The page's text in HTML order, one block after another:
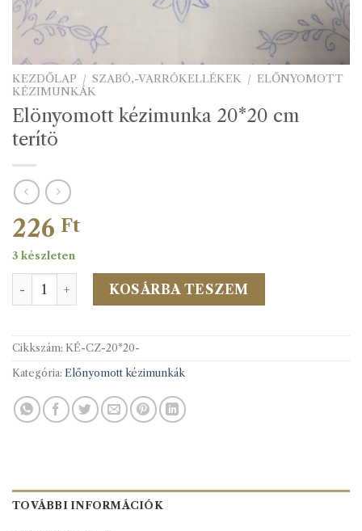
KEZDŐLAP / SZABÓ,-VARRÓKELLÉKEK / ELŐNYOMOTT
KÉZIMUNKÁK
Elönyomott kézimunka 20*20 cm
terítö
226 Ft
3 készleten
Elönyomott kézimunka 20*20 cm terítö mennyiség
KOSÁRBA TESZEM
Cikkszám: KÉ-CZ-20*20-
Kategória: Előnyomott kézimunkák
TOVÁBBI INFORMÁCIÓK